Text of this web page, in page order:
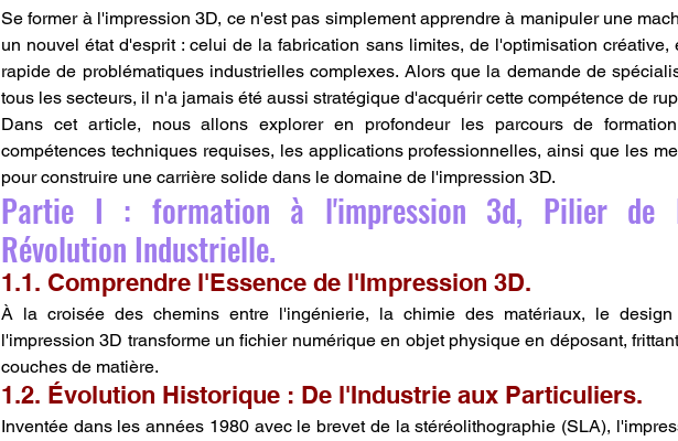
Se former à l'impression 3D, ce n'est pas simplement apprendre à manipuler une
un nouvel état d'esprit : celui de la fabrication sans limites, de l'optimisation créative,
rapide de problématiques industrielles complexes. Alors que la demande de
tous les secteurs, il n'a jamais été aussi stratégique d'acquérir cette compétence de
Dans cet article, nous allons explorer en profondeur les parcours de
compétences techniques requises, les applications professionnelles, ainsi que les
pour construire une carrière solide dans le domaine de l'impression 3D.
Partie I : formation à l'impression 3d, Pilier de
Révolution Industrielle.
1.1. Comprendre l'Essence de l'Impression 3D.
À la croisée des chemins entre l'ingénierie, la chimie des matériaux, le
l'impression 3D transforme un fichier numérique en objet physique en déposant,
couches de matière.
1.2. Évolution Historique : De l'Industrie aux Particuliers.
Inventée dans les années 1980 avec le brevet de la stéréolithographie (SLA),